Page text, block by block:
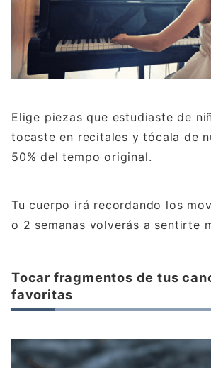
Elige piezas que estudiaste de
tocaste en recitales y tócala de
50% del tempo original.
Tu cuerpo irá recordando los
o 2 semanas volverás a sentirte
Tocar fragmentos de tus
favoritas